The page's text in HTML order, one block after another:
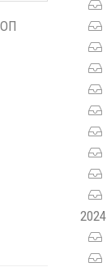
2024